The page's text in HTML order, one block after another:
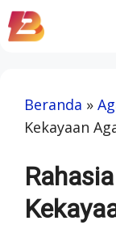
Skip
to
Beranda »
Kekayaan